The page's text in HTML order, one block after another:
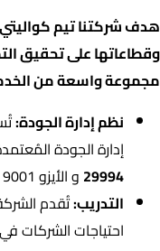
هدف شركتنا تيم
وقطاعاتها على تحقيق
مجموعة واسعة من
نظم إدارة الجودة:
إدارة الجودة
29994 و الأيزو 9001 وغيرها .
التدريب:تُقدم
احتياجات الشركات